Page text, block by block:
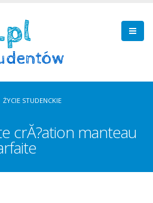
ŻYCIE STUDENCKIE
crĂ?ation manteau